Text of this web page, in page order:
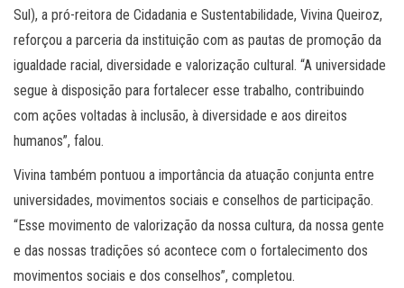
Sul), a pró-reitora de Cidadania e Sustentabilidade, Vivina Queiroz,
reforçou a parceria da instituição com as pautas de promoção da
igualdade racial, diversidade e valorização cultural. “A universidade
segue à disposição para fortalecer esse trabalho, contribuindo
com ações voltadas à inclusão, à diversidade e aos direitos
humanos”, falou.
Vivina também pontuou a importância da atuação conjunta entre
universidades, movimentos sociais e conselhos de participação.
“Esse movimento de valorização da nossa cultura, da nossa gente
e das nossas tradições só acontece com o fortalecimento dos
movimentos sociais e dos conselhos”, completou.